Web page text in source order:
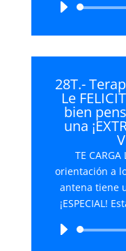
28T.-
Le
bien
una
TE
orientación a
antena tiene
¡ESPECIAL!